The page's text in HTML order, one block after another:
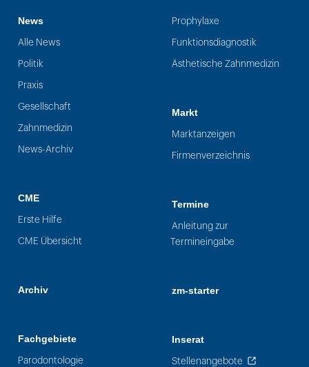
News
Alle News
Politik
Praxis
Gesellschaft
Zahnmedizin
News-Archiv
CME
Erste Hilfe
CME Übersicht
Archiv
Fachgebiete
Parodontologie
Prophylaxe
Funktionsdiagnostik
Ästhetische Zahnmedizin
Markt
Marktanzeigen
Firmenverzeichnis
Termine
Anleitung zur
Termineingabe
zm-starter
Inserat
Stellenangebote